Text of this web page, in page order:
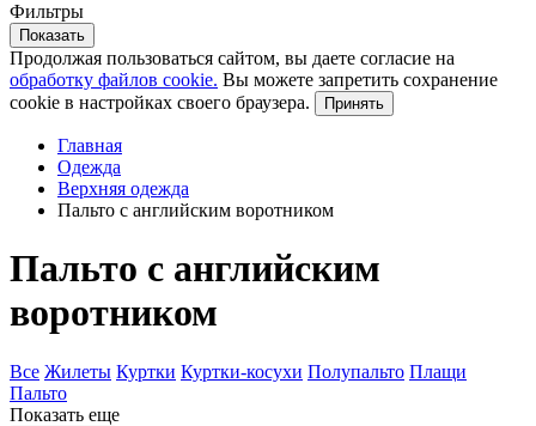
Фильтры
Показать
Продолжая пользоваться сайтом, вы даете согласие на
обработку файлов cookie. Вы можете запретить сохранение
cookie в настройках своего браузера.
Принять
Главная
Одежда
Верхняя одежда
Пальто с английским воротником
Пальто с английским
воротником
Все Жилеты Куртки Куртки-косухи Полупальто Плащи
Пальто
Показать еще